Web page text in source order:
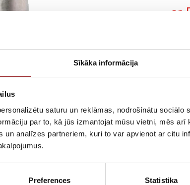
Sīkāka informācija
saturu un reklāmas, nodrošinātu sociālo
par to, kā jūs izmantojat mūsu vietni, mēs arī
un analīzes partneriem, kuri to var apvienot ar citu
Preferences Statistika
ar